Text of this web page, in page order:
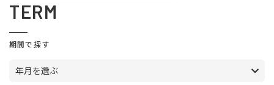
TERM
期間で探す
年月を選ぶ